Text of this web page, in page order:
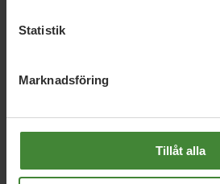
Statistik
Marknadsföring
Tillåt alla